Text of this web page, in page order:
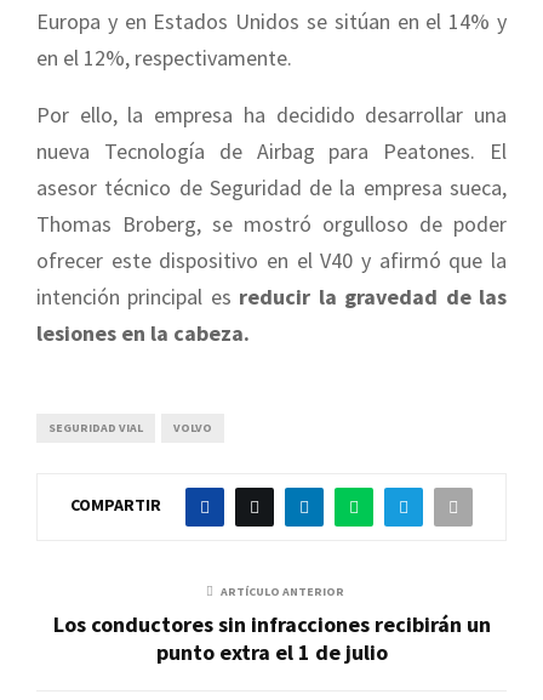
Europa y en Estados Unidos se sitúan en el 14% y
en el 12%, respectivamente.
Por ello, la empresa ha decidido desarrollar una
nueva Tecnología de Airbag para Peatones. El
asesor técnico de Seguridad de la empresa sueca,
Thomas Broberg, se mostró orgulloso de poder
ofrecer este dispositivo en el V40 y afirmó que la
intención principal es reducir la gravedad de las
lesiones en la cabeza.
SEGURIDAD VIAL VOLVO
COMPARTIR
ARTÍCULO ANTERIOR
Los conductores sin infracciones recibirán un
punto extra el 1 de julio